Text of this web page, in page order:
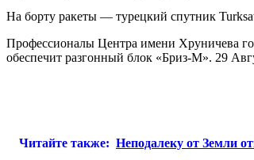
На борту ракеты — турецкий спутник
Профессионалы Центра имени Хруничева
обеспечит разгонный блок «Бриз-М». 29
Читайте также: Неподалеку от Земли